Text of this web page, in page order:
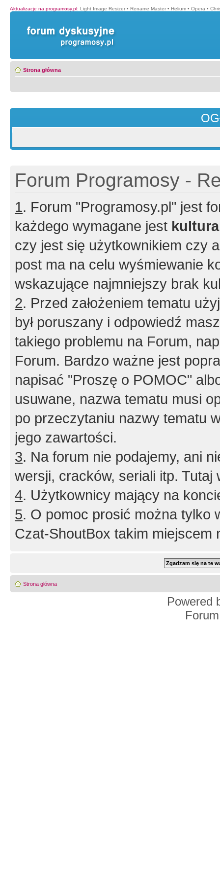
Aktualizacje na programosy.pl: Light Image Resizer • Rename Master • Helium • Opera •
Strona główna
Forum Programosy -
1. Forum "Programosy.pl" jest
każdego wymagane jest
czy jest się użytkownikiem czy
post ma na celu wyśmiewanie
wskazujące najmniejszy brak
2. Przed założeniem tematu
był poruszany i odpowiedź
takiego problemu na Forum,
Forum. Bardzo ważne jest
napisać "Proszę o POMOC"
usuwane, nazwa tematu musi
po przeczytaniu nazwy tematu
jego zawartości.
3. Na forum nie podajemy, ani
wersji, cracków, seriali itp. Tutaj
4. Użytkownicy mający na
5. O pomoc prosić można tylko
Czat-ShoutBox takim miejscem
Strona główna
Powered